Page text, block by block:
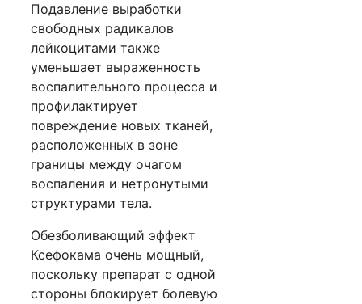
Подавление выработки
свободных радикалов
лейкоцитами также
уменьшает выраженность
воспалительного процесса и
профилактирует
повреждение новых тканей,
расположенных в зоне
границы между очагом
воспаления и нетронутыми
структурами тела.
Обезболивающий эффект
Ксефокама очень мощный,
поскольку препарат с одной
стороны блокирует болевую